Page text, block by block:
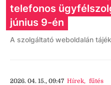
telefonos
június 9-én
A szolgáltató weboldalán
2026. 04. 15., 09:47 Hírek, fűtés